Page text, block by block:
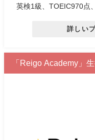
英検1級、TOEIC970点
詳しい
「Reigo Academy」